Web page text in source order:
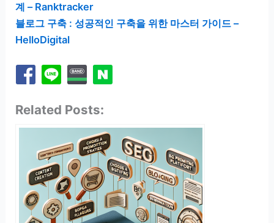
계 – Ranktracker
블로그 구축 : 성공적인 구축을 위한 마스터 가이드 –
HelloDigital
Related Posts: